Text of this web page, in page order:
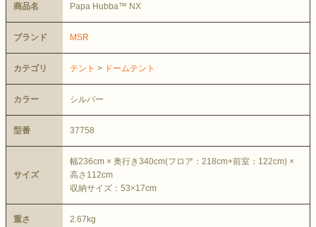
商品名 Papa Hubba™ NX
ブランド MSR
カテゴリ テント > ドームテント
カラー シルバー
型番 37758
サイズ
幅236cm × 奥行き340cm(フロア：218cm+前室：122cm) ×
高さ112cm
収納サイズ：53×17cm
重さ 2.67kg